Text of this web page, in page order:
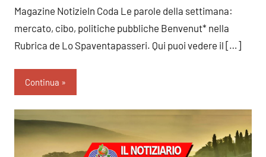
Magazine NotizieIn Coda Le parole della settimana:
mercato, cibo, politiche pubbliche Benvenut* nella
Rubrica de Lo Spaventapasseri. Qui puoi vedere il […]
Continua